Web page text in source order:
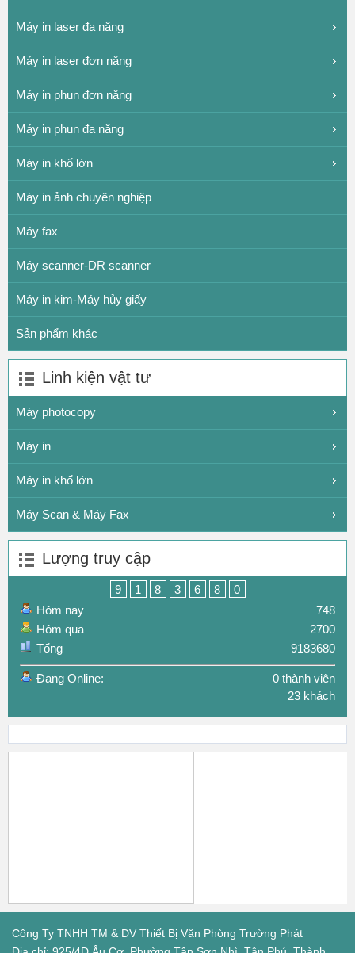
Máy in laser đa năng
Máy in laser đơn năng
Máy in phun đơn năng
Máy in phun đa năng
Máy in khổ lớn
Máy in ảnh chuyên nghiệp
Máy fax
Máy scanner-DR scanner
Máy in kim-Máy hủy giấy
Sản phẩm khác
Linh kiện vật tư
Máy photocopy
Máy in
Máy in khổ lớn
Máy Scan & Máy Fax
Lượng truy cập
9 1 8 3 6 8
0
Hôm nay
Hôm qua
Tổng
748
2700
9183680
Đang Online:
0 thành viên
23 khách
Công Ty TNHH TM & DV Thiết Bị Văn Phòng Trường Phát